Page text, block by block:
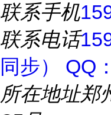
联系手机
联系电话
同步） QQ
所在地址郑